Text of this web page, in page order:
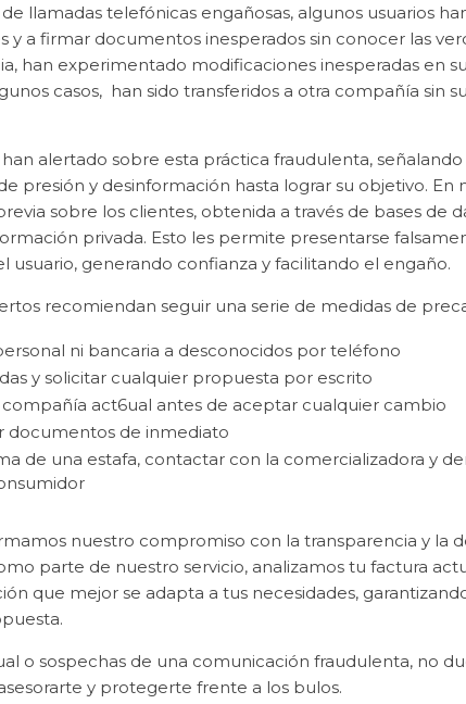
llamadas telefónicas engañosas, algunos usuarios
y a firmar documentos inesperados sin conocer las
han experimentado modificaciones inesperadas en
casos, han sido transferidos a otra compañía sin
alertado sobre esta práctica fraudulenta,
presión y desinformación hasta lograr su objetivo. En
sobre los clientes, obtenida a través de bases de
privada. Esto les permite presentarse
usuario, generando confianza y facilitando el engaño.
recomiendan seguir una serie de medidas de
ni bancaria a desconocidos por teléfono
y solicitar cualquier propuesta por escrito
act6ual antes de aceptar cualquier cambio
documentos de inmediato
de una estafa, contactar con la comercializadora y
nuestro compromiso con la transparencia y la
parte de nuestro servicio, analizamos tu factura
que mejor se adapta a tus necesidades,
o sospechas de una comunicación fraudulenta, no
y protegerte frente a los bulos.